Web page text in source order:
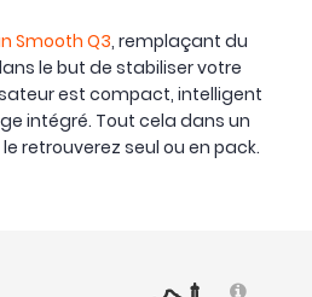
Smooth Q3, remplaçant du
le but de stabiliser votre
est compact, intelligent
intégré. Tout cela dans un
retrouverez seul ou en pack.